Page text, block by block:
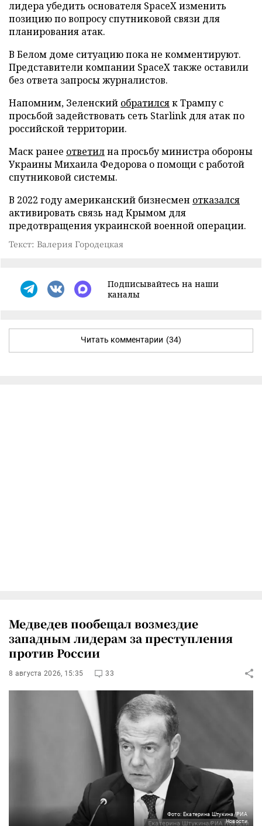
лидера убедить основателя SpaceX изменить
позицию по вопросу спутниковой связи для
планирования атак.
В Белом доме ситуацию пока не комментируют.
Представители компании SpaceX также оставили
без ответа запросы журналистов.
Напомним, Зеленский обратилсяк Трампу с
просьбой задействовать сеть Starlink для атак по
российской территории.
Маск ранее ответилна просьбу министра обороны
Украины Михаила Федорова о помощи с работой
спутниковой системы.
В 2022 году американский бизнесмен отказался
активировать связь над Крымом для
предотвращения украинской военной операции.
Текст: Валерия Городецкая
Подписывайтесь на наши
каналы
Читать комментарии (34)
Медведев пообещал возмездие
западным лидерам за преступления
против России
8 августа 2026, 15:35 33
Фото: Екатерина Штукина/РИА
Новости